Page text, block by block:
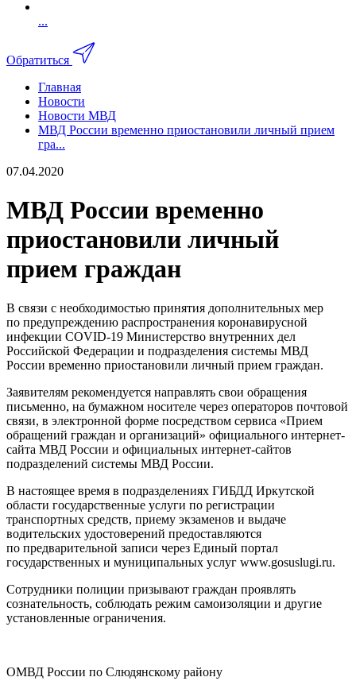
...
Обратиться
Главная
Новости
Новости МВД
МВД России временно приостановили личный прием
гра...
07.04.2020
МВД России временно
приостановили личный
прием граждан
В связи с необходимостью принятия дополнительных мер
по предупреждению распространения коронавирусной
инфекции COVID-19 Министерство внутренних дел
Российской Федерации и подразделения системы МВД
России временно приостановили личный прием граждан.
Заявителям рекомендуется направлять свои обращения
письменно, на бумажном носителе через операторов почтовой
связи, в электронной форме посредством сервиса «Прием
обращений граждан и организаций» официального интернет-
сайта МВД России и официальных интернет-сайтов
подразделений системы МВД России.
В настоящее время в подразделениях ГИБДД Иркутской
области государственные услуги по регистрации
транспортных средств, приему экзаменов и выдаче
водительских удостоверений предоставляются
по предварительной записи через Единый портал
государственных и муниципальных услуг www.gosuslugi.ru.
Сотрудники полиции призывают граждан проявлять
сознательность, соблюдать режим самоизоляции и другие
установленные ограничения.
ОМВД России по Слюдянскому району